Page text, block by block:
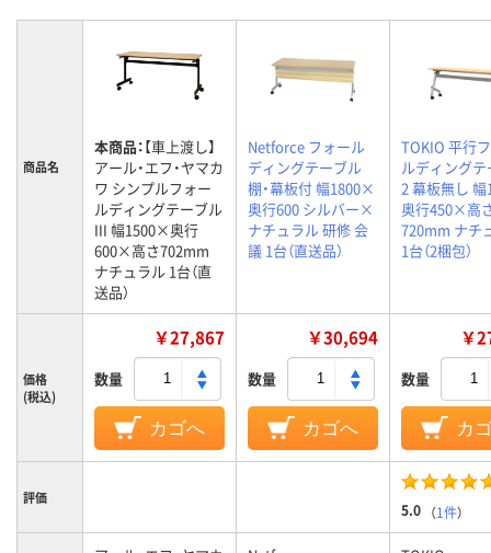
商品名
本商品：【車上渡し】
アール・エフ・ヤマカ
ワ シンプルフォー
ルディングテーブル
III 幅1500×奥行
600×高さ702mm
ナチュラル 1台（直
送品）
Netforce フォール
ディングテーブル
棚・幕板付 幅1800×
奥行600 シルバー×
ナチュラル 研修 会
議 1台（直送品）
TOKIO 平行
ルディング
2 幕板無し
奥行450×高
720mm ナチ
1台（2梱包）
価格
(税込)
￥27,867
数量
カゴへ
￥30,694
数量
カゴへ
￥
数量
カ
評価
5.0 （1件）